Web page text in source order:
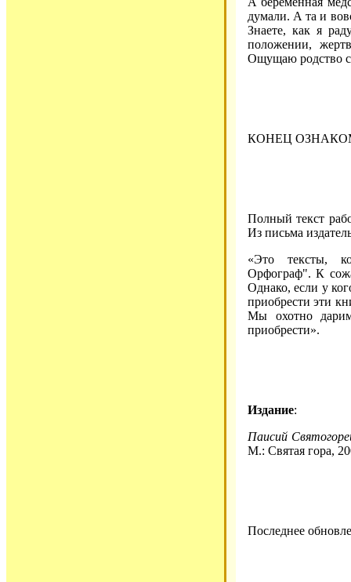
думали. А та и
Знаете, как я
положении,
Ощущаю родство с
КОНЕЦ
Полный текст
Из письма
«Это тексты,
Орфограф". К
Однако, если у
приобрести эти
Мы охотно
приобрести».
Издание:
Паисий
М.: Святая гора,
Последнее